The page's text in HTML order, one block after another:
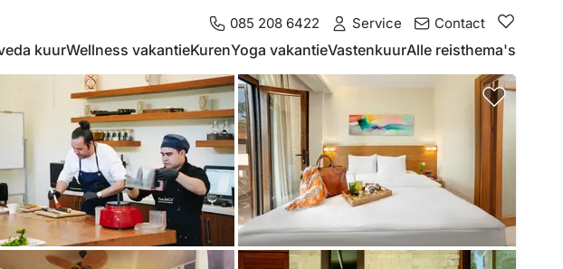
085 208 6422 Service Contact
kuurWellness vakantieKurenYoga vakantieVastenkuurAlle reisthema's